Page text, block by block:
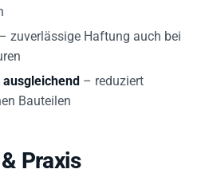
– zuverlässige Haftung auch bei
– reduziert
Bauteilen
Praxis